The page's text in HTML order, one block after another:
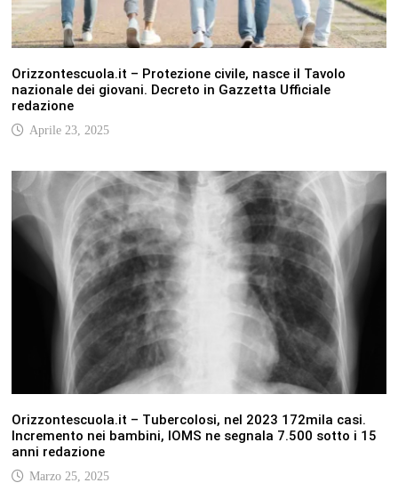
Orizzontescuola.it – Protezione civile, nasce il Tavolo
nazionale dei giovani. Decreto in Gazzetta Ufficiale
redazione
Aprile 23, 2025
Orizzontescuola.it – Tubercolosi, nel 2023 172mila casi.
Incremento nei bambini, lOMS ne segnala 7.500 sotto i 15
anni redazione
Marzo 25, 2025